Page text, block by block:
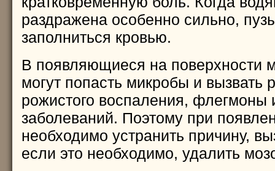
раздражена особенно сильно,
заполниться кровью.
В появляющиеся на поверхности
могут попасть микробы и вызвать
рожистого воспаления, флегмоны
заболеваний. Поэтому при
необходимо устранить причину,
если это необходимо, удалить